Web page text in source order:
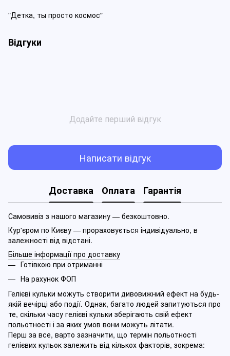
"Детка, ты просто космос"
Відгуки
Додайте перший відгук
Написати відгук
Доставка Оплата Гарантія
Самовивіз з нашого магазину — безкоштовно.
Кур'єром по Києву — прораховується індивідуально, в
залежності від відстані.
Більше інформації про доставку
Готівкою при отриманні
На рахунок ФОП
Гелієві кульки можуть створити дивовижний ефект на будь-
якій вечірці або події. Однак, багато людей запитуються про
те, скільки часу гелієві кульки зберігають свій ефект
польотності і за яких умов вони можуть літати.
Перш за все, варто зазначити, що термін польотності
гелієвих кульок залежить від кількох факторів, зокрема: